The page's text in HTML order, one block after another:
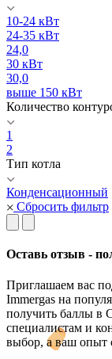
10-24 кВт
24-35 кВт
24,0
30 кВт
30,0
выше 150 кВт
Количество
1
2
Тип котла
Конденсационный
Сбросить фильтр
Оставь отзыв -
Приглашаем вас
Immergas на
получить баллы в
специалистам и
выбор, а ваш опыт